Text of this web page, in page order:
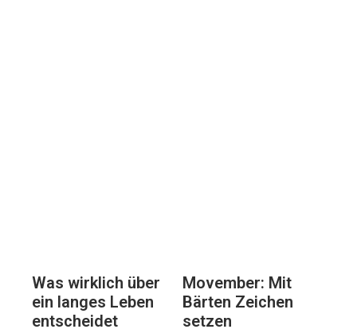
Was wirklich über
ein langes Leben
entscheidet
Movember: Mit
Bärten Zeichen
setzen